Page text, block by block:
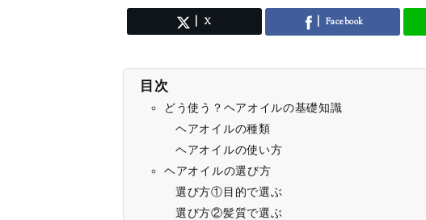
X Facebook
目次
どう使う？ヘアオイルの基礎知識
ヘアオイルの種類
ヘアオイルの使い方
ヘアオイルの選び方
選び方①目的で選ぶ
選び方②髪質で選ぶ